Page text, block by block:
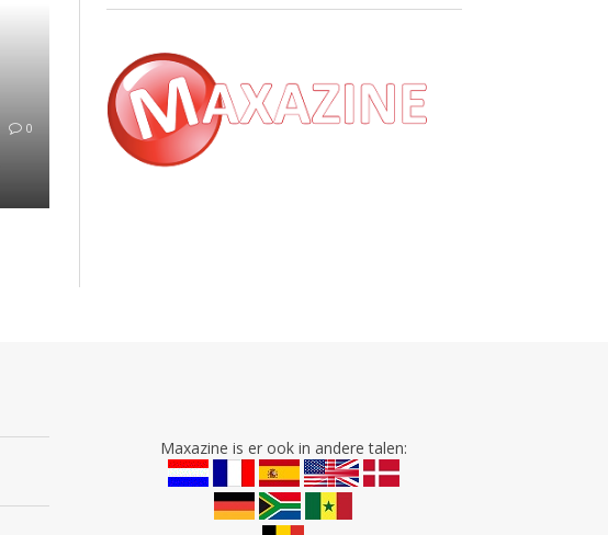
0
Maxazine is er ook in andere talen: